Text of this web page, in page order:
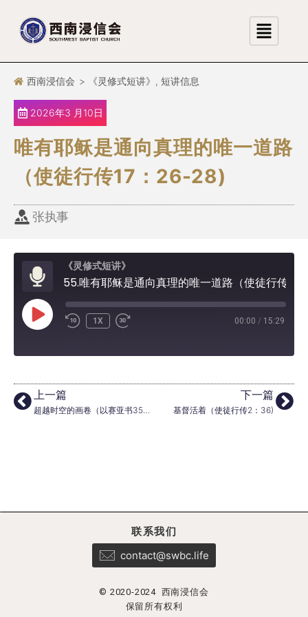
跳
至
西南浸信会 > 《灵修式短讲》 , 短讲信息
2026年3 月10日
唯有耶稣是通向真理的唯一道路
（使徒行传17：26-28)
张执事
《灵修式短讲》
1X 00:00 / 15:29
上一篇 下一篇
基督活着（使徒行传2：36)
联系我们
contact@swbc.life
© 2020-2024 西南浸信会
保留所有权利